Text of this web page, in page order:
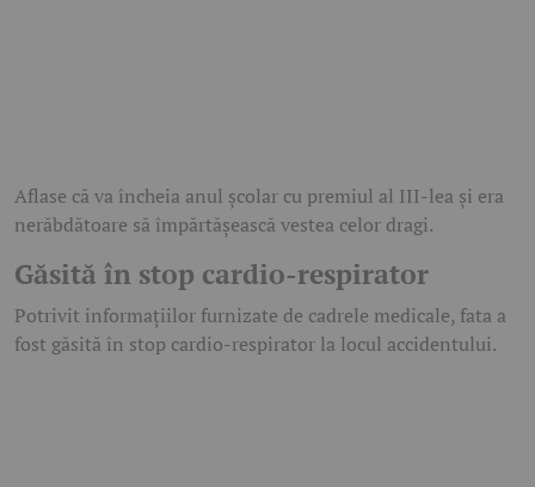
Aflase că va încheia anul școlar cu premiul al III-lea și era
nerăbdătoare să împărtășească vestea celor dragi.
Găsită în stop cardio-respirator
Potrivit informațiilor furnizate de cadrele medicale, fata a
fost găsită în stop cardio-respirator la locul accidentului.